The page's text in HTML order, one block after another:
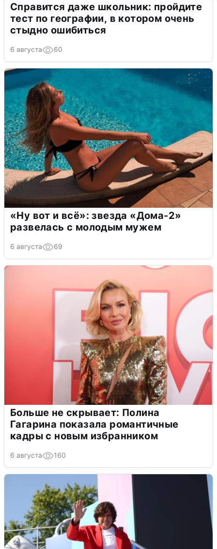
Справится даже школьник: пройдите
тест по географии, в котором очень
стыдно ошибиться
6 августа 60
«Ну вот и всё»: звезда «Дома-2»
развелась с молодым мужем
6 августа 69
Больше не скрывает: Полина
Гагарина показала романтичные
кадры с новым избранником
6 августа 160